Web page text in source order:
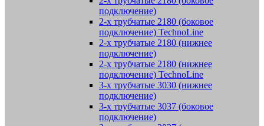
подключение)
2-х трубчатые 2180 (боковое
подключение) TechnoLine
2-х трубчатые 2180 (нижнее
подключение)
2-х трубчатые 2180 (нижнее
подключение) TechnoLine
3-х трубчатые 3030 (нижнее
подключение)
3-х трубчатые 3037 (боковое
подключение)